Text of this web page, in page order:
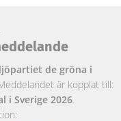
de gröna i
är kopplat till:
i Sverige 2026.